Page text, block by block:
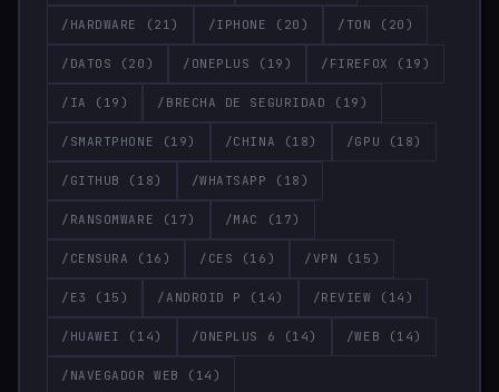
/HARDWARE (21) /IPHONE (20) /TON (20)
/DATOS (20) /ONEPLUS (19) /FIREFOX (19)
/IA (19) /BRECHA DE SEGURIDAD (19)
/SMARTPHONE (19) /CHINA (18) /GPU (18)
/GITHUB (18) /WHATSAPP (18)
/RANSOMWARE (17) /MAC (17)
/CENSURA (16) /CES (16) /VPN (15)
/E3 (15) /ANDROID P (14) /REVIEW (14)
/HUAWEI (14) /ONEPLUS 6 (14) /WEB (14)
/NAVEGADOR WEB (14)